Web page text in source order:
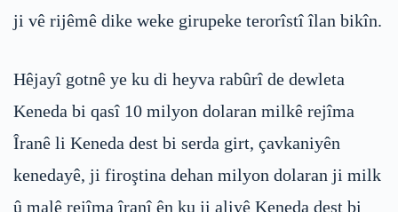
ji vê rijêmê dike weke girupeke terorîstî îlan bikîn.
Hêjayî gotnê ye ku di heyva rabûrî de dewleta
Keneda bi qasî 10 milyon dolaran milkê rejîma
Îranê li Keneda dest bi serda girt, çavkaniyên
kenedayê, ji firoştina dehan milyon dolaran ji milk
û malê rejîma îranî ên ku ji aliyê Keneda dest bi